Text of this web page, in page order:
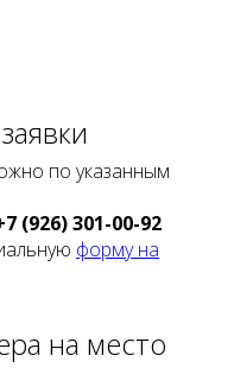
по указанным
(926) 301-00-92
форму на
на место